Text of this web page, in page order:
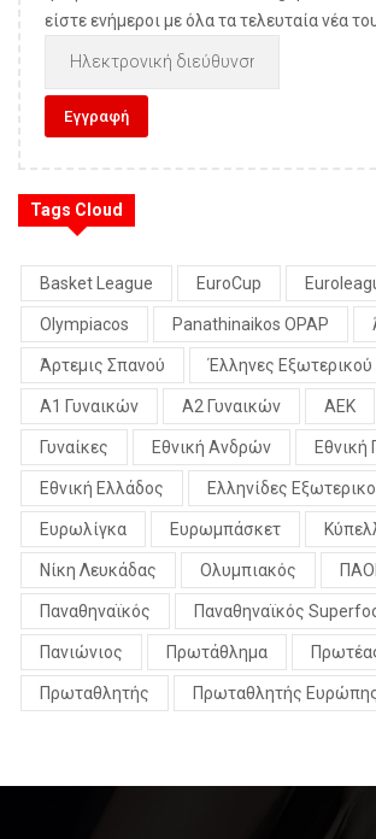
είστε ενήμεροι με όλα τα τελευταία νέα
Tags Cloud
Basket League EuroCup
Olympiacos Panathinaikos OPAP
Άρτεμις Σπανού Έλληνες Εξωτερικού
Α1 Γυναικών Α2 Γυναικών ΑΕΚ
Γυναίκες Εθνική Ανδρών Εθνική
Εθνική Ελλάδος Ελληνίδες
Ευρωλίγκα Ευρωμπάσκετ
Νίκη Λευκάδας Ολυμπιακός
Παναθηναϊκός Παναθηναϊκός
Πανιώνιος Πρωτάθλημα
Πρωταθλητής Πρωταθλητής